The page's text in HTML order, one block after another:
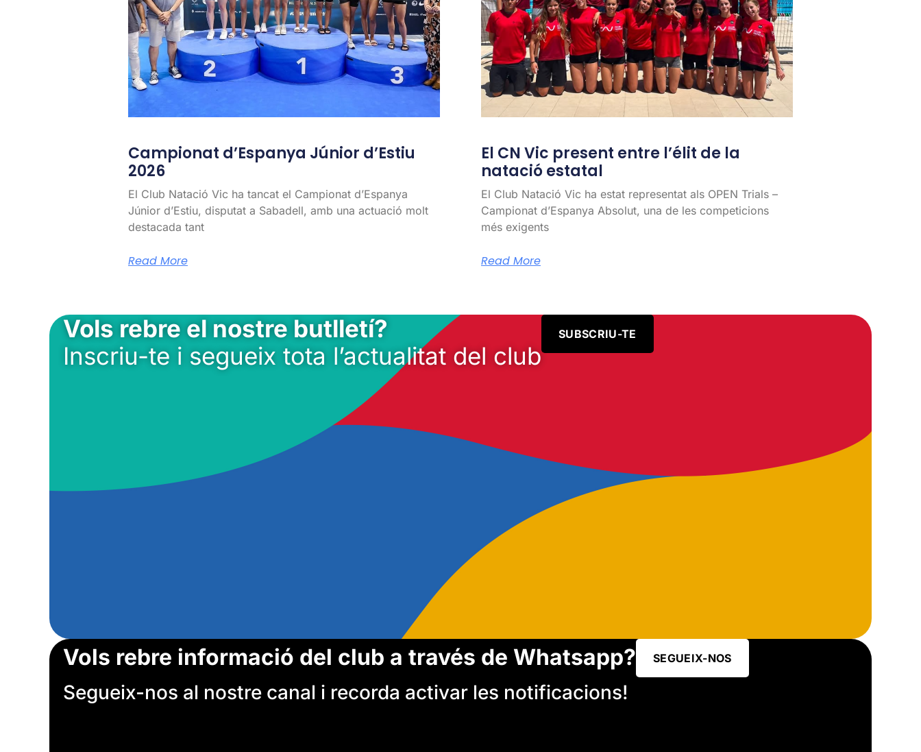
Campionat d’Espanya Júnior d’Estiu
2026
El Club Natació Vic ha tancat el Campionat d’Espanya
Júnior d’Estiu, disputat a Sabadell, amb una actuació molt
destacada tant
Read More
El CN Vic present entre l’élit de la
natació estatal
El Club Natació Vic ha estat representat als OPEN Trials –
Campionat d’Espanya Absolut, una de les competicions
més exigents
Read More
Vols rebre el nostre butlletí?
Inscriu-te i segueix tota l’actualitat del club
SUBSCRIU-TE
Vols rebre informació del club a través de Whatsapp?
Segueix-nos al nostre canal i recorda activar les notificacions!
SEGUEIX-NOS